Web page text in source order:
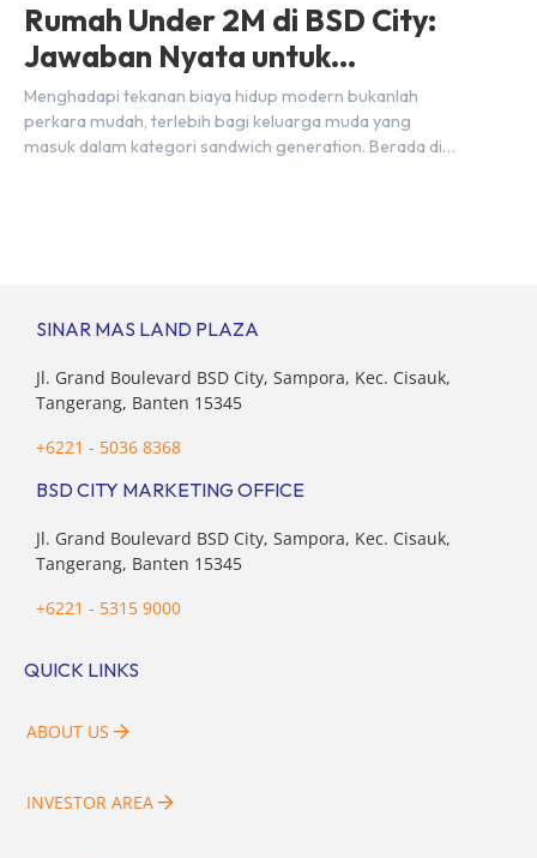
Rumah Under 2M di BSD City:
Jawaban Nyata untuk
Kebutuhan Generasi Sandwich
Menghadapi tekanan biaya hidup modern bukanlah
perkara mudah, terlebih bagi keluarga muda yang
masuk dalam kategori sandwich generation. Berada di
SINAR MAS LAND PLAZA
Jl. Grand Boulevard BSD City, Sampora, Kec. Cisauk,
Tangerang, Banten 15345
+6221 - 5036 8368
BSD CITY MARKETING OFFICE
Jl. Grand Boulevard BSD City, Sampora, Kec. Cisauk,
Tangerang, Banten 15345
+6221 - 5315 9000
QUICK LINKS
ABOUT US
INVESTOR AREA